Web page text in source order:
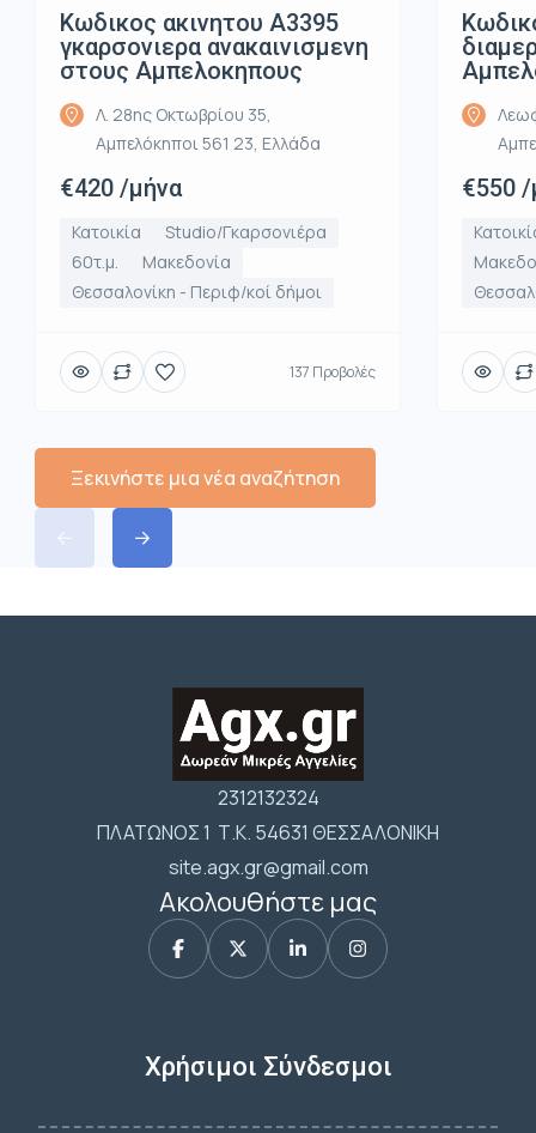
Κωδικος ακινητου Α3395
γκαρσονιερα ανακαινισμενη
στους Αμπελοκηπους
Λ. 28ης Οκτωβρίου 35,
Αμπελόκηποι 561 23, Ελλάδα
€420 /μήνα
Κατοικία
Studio/Γκαρσονιέρα
60τ.μ.
Μακεδονία
Θεσσαλονίκη - Περιφ/κοί δήμοι
137 Προβολές
€550
Ξεκινήστε μια νέα αναζήτηση
2312132324
ΠΛΑΤΩΝΟΣ 1 Τ.Κ. 54631 ΘΕΣΣΑΛΟΝΙΚΗ
site.agx.gr@gmail.com
Ακολουθήστε μας
Χρήσιμοι Σύνδεσμοι